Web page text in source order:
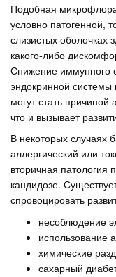
Подобная
условно патогенной,
слизистых оболочках
какого-либо
Снижение иммунного
эндокринной системы
могут стать
что и вызывает
В некоторых случаях
аллергический или
вторичная патология
кандидозе.
спровоцировать
несоблюдение
использование
химические
сахарный